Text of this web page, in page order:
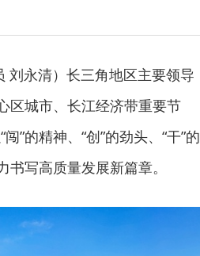
刘永清）长三角地区主要领导
区城市、长江经济带重要节
”的精神、“创”的劲头、“干”的
写高质量发展新篇章。